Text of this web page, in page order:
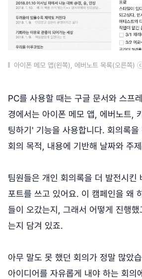
아이폰 메모 앱(왼쪽), 에버노트 목록(오른쪽)
PC를 사용할 때는 구글 문서와 스프
경에서는 아이폰 메모 앱, 에버노트,
팅하기' 기능을 사용합니다. 회의록을
회의 목적, 내용에 기반해 날짜와 주
팀원들은 개인 회의록을 더 발전시킨
포트를 쓰고 있어요. 이 캠페인을 왜
들이 오갔는지, 그래서 어떻게 진행
는지 담겨 있죠.
아무 말도 못 했던 회의가 정말 많았
아이디어를 자유롭게 내야 하는 회의